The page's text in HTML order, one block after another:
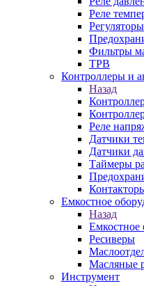
Реле
Фильтры
ТРВ
Контроллеры и
Назад
Реле
Датчики
Датчики
Таймеры
Емкостное
Назад
Емкостное
Ресиверы
Масляные
Инструмент